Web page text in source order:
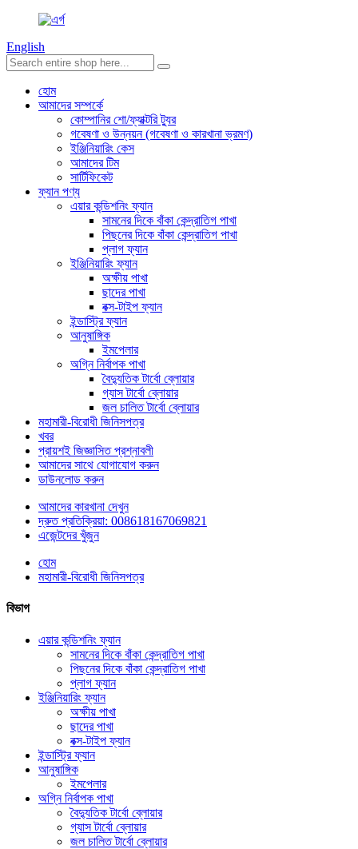
English
হোম
আমাদের সম্পর্কে
কোম্পানির শো/ফ্যাক্টরি ট্যুর
গবেষণা ও উন্নয়ন (গবেষণা ও কারখানা ভ্রমণ)
ইঞ্জিনিয়ারিং কেস
আমাদের টিম
সার্টিফিকেট
ফ্যান পণ্য
এয়ার কন্ডিশনিং ফ্যান
সামনের দিকে বাঁকা কেন্দ্রাতিগ পাখা
পিছনের দিকে বাঁকা কেন্দ্রাতিগ পাখা
প্লাগ ফ্যান
ইঞ্জিনিয়ারিং ফ্যান
অক্ষীয় পাখা
ছাদের পাখা
বক্স-টাইপ ফ্যান
ইন্ডাস্ট্রি ফ্যান
আনুষাঙ্গিক
ইমপেলার
অগ্নি নির্বাপক পাখা
বৈদ্যুতিক টার্বো ব্লোয়ার
গ্যাস টার্বো ব্লোয়ার
জল চালিত টার্বো ব্লোয়ার
মহামারী-বিরোধী জিনিসপত্র
খবর
প্রায়শই জিজ্ঞাসিত প্রশ্নাবলী
আমাদের সাথে যোগাযোগ করুন
ডাউনলোড করুন
আমাদের কারখানা দেখুন
দ্রুত প্রতিক্রিয়া: 008618167069821
এজেন্টদের খুঁজুন
হোম
মহামারী-বিরোধী জিনিসপত্র
বিভাগ
এয়ার কন্ডিশনিং ফ্যান
সামনের দিকে বাঁকা কেন্দ্রাতিগ পাখা
পিছনের দিকে বাঁকা কেন্দ্রাতিগ পাখা
প্লাগ ফ্যান
ইঞ্জিনিয়ারিং ফ্যান
অক্ষীয় পাখা
ছাদের পাখা
বক্স-টাইপ ফ্যান
ইন্ডাস্ট্রি ফ্যান
আনুষাঙ্গিক
ইমপেলার
অগ্নি নির্বাপক পাখা
বৈদ্যুতিক টার্বো ব্লোয়ার
গ্যাস টার্বো ব্লোয়ার
জল চালিত টার্বো ব্লোয়ার